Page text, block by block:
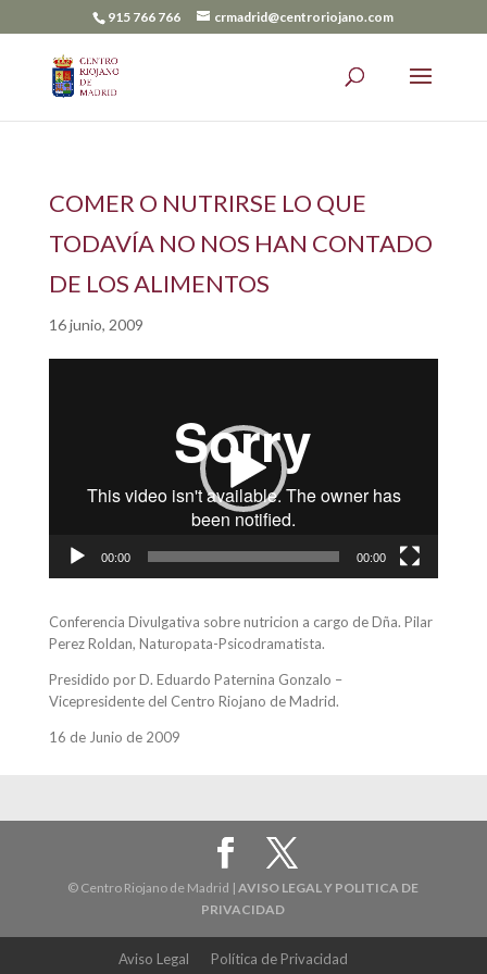
915 766 766 crmadrid@centroriojano.com
COMER O NUTRIRSE LO QUE
TODAVÍA NO NOS HAN CONTADO
DE LOS ALIMENTOS
16 junio, 2009
00:00 00:00
Conferencia Divulgativa sobre nutricion a cargo de Dña. Pilar
Perez Roldan, Naturopata-Psicodramatista.
Presidido por D. Eduardo Paternina Gonzalo –
Vicepresidente del Centro Riojano de Madrid.
16 de Junio de 2009
© Centro Riojano de Madrid |AVISO LEGAL Y POLITICA DE
PRIVACIDAD
Aviso Legal Política de Privacidad